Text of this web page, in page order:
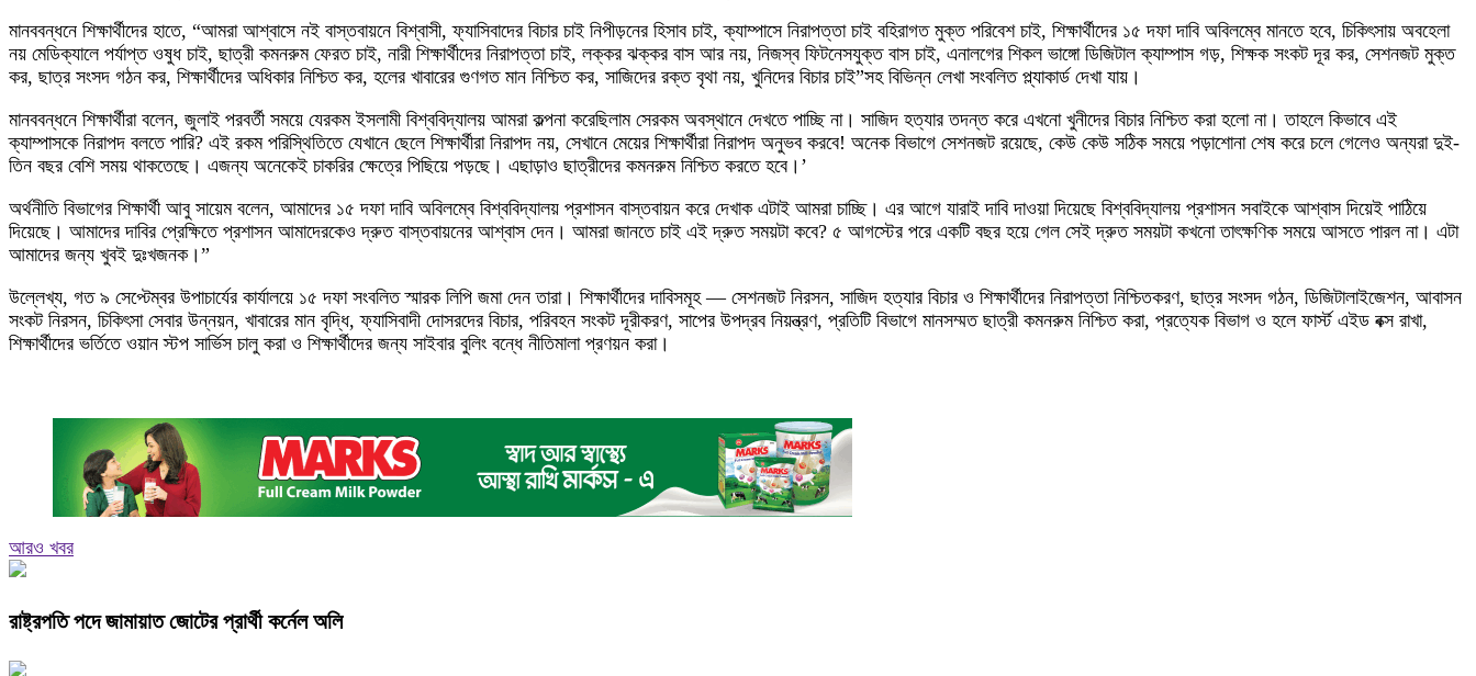
মানববন্ধনে শিক্ষার্থীদের হাতে, “আমরা আশ্বাসে নই বাস্তবায়নে বিশ্বাসী, ফ্যাসিবাদের বিচার চাই নিপীড়নের হিসাব চাই, ক্যাম্পাসে নিরাপত্তা চাই বহিরাগত মুক্ত পরিবেশ চাই, শিক্ষার্থীদের ১৫ দফা দাবি অবিলম্বে মানতে হবে, চিকিৎসায় অবহেলা
নয় মেডিক্যালে পর্যাপ্ত ওষুধ চাই, ছাত্রী কমনরুম ফেরত চাই, নারী শিক্ষার্থীদের নিরাপত্তা চাই, লক্কর ঝক্কর বাস আর নয়, নিজস্ব ফিটনেসযুক্ত বাস চাই, এনালগের শিকল ভাঙ্গো ডিজিটাল ক্যাম্পাস গড়, শিক্ষক সংকট দূর কর, সেশনজট মুক্ত
কর, ছাত্র সংসদ গঠন কর, শিক্ষার্থীদের অধিকার নিশ্চিত কর, হলের খাবারের গুণগত মান নিশ্চিত কর, সাজিদের রক্ত বৃথা নয়, খুনিদের বিচার চাই”সহ বিভিন্ন লেখা সংবলিত প্ল্যাকার্ড দেখা যায়।
মানববন্ধনে শিক্ষার্থীরা বলেন, জুলাই পরবর্তী সময়ে যেরকম ইসলামী বিশ্ববিদ্যালয় আমরা কল্পনা করেছিলাম সেরকম অবস্থানে দেখতে পাচ্ছি না। সাজিদ হত্যার তদন্ত করে এখনো খুনীদের বিচার নিশ্চিত করা হলো না। তাহলে কিভাবে এই
ক্যাম্পাসকে নিরাপদ বলতে পারি? এই রকম পরিস্থিতিতে যেখানে ছেলে শিক্ষার্থীরা নিরাপদ নয়, সেখানে মেয়ের শিক্ষার্থীরা নিরাপদ অনুভব করবে! অনেক বিভাগে সেশনজট রয়েছে, কেউ কেউ সঠিক সময়ে পড়াশোনা শেষ করে চলে গেলেও অন্যরা দুই-
তিন বছর বেশি সময় থাকতেছে। এজন্য অনেকেই চাকরির ক্ষেত্রে পিছিয়ে পড়ছে। এছাড়াও ছাত্রীদের কমনরুম নিশ্চিত করতে হবে।’
অর্থনীতি বিভাগের শিক্ষার্থী আবু সায়েম বলেন, আমাদের ১৫ দফা দাবি অবিলম্বে বিশ্ববিদ্যালয় প্রশাসন বাস্তবায়ন করে দেখাক এটাই আমরা চাচ্ছি। এর আগে যারাই দাবি দাওয়া দিয়েছে বিশ্ববিদ্যালয় প্রশাসন সবাইকে আশ্বাস দিয়েই পাঠিয়ে
দিয়েছে। আমাদের দাবির প্রেক্ষিতে প্রশাসন আমাদেরকেও দ্রুত বাস্তবায়নের আশ্বাস দেন। আমরা জানতে চাই এই দ্রুত সময়টা কবে? ৫ আগস্টের পরে একটি বছর হয়ে গেল সেই দ্রুত সময়টা কখনো তাৎক্ষণিক সময়ে আসতে পারল না। এটা
আমাদের জন্য খুবই দুঃখজনক।”
উল্লেখ্য, গত ৯ সেপ্টেম্বর উপাচার্যের কার্যালয়ে ১৫ দফা সংবলিত স্মারক লিপি জমা দেন তারা। শিক্ষার্থীদের দাবিসমূহ — সেশনজট নিরসন, সাজিদ হত্যার বিচার ও শিক্ষার্থীদের নিরাপত্তা নিশ্চিতকরণ, ছাত্র সংসদ গঠন, ডিজিটালাইজেশন, আবাসন
সংকট নিরসন, চিকিৎসা সেবার উন্নয়ন, খাবারের মান বৃদ্ধি, ফ্যাসিবাদী দোসরদের বিচার, পরিবহন সংকট দূরীকরণ, সাপের উপদ্রব নিয়ন্ত্রণ, প্রতিটি বিভাগে মানসম্মত ছাত্রী কমনরুম নিশ্চিত করা, প্রত্যেক বিভাগ ও হলে ফার্স্ট এইড বক্স রাখা,
শিক্ষার্থীদের ভর্তিতে ওয়ান স্টপ সার্ভিস চালু করা ও শিক্ষার্থীদের জন্য সাইবার বুলিং বন্ধে নীতিমালা প্রণয়ন করা।
আরও খবর
রাষ্ট্রপতি পদে জামায়াত জোটের প্রার্থী কর্নেল অলি